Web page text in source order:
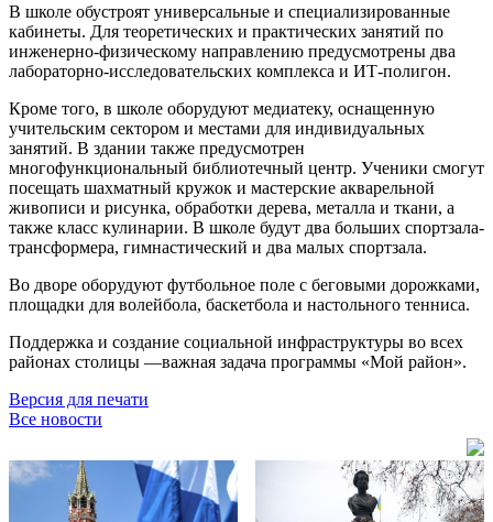
В школе обустроят универсальные и специализированные
кабинеты. Для теоретических и практических занятий по
инженерно-физическому направлению предусмотрены два
лабораторно-исследовательских комплекса и ИТ-полигон.
Кроме того, в школе оборудуют медиатеку, оснащенную
учительским сектором и местами для индивидуальных
занятий. В здании также предусмотрен
многофункциональный библиотечный центр. Ученики смогут
посещать шахматный кружок и мастерские акварельной
живописи и рисунка, обработки дерева, металла и ткани, а
также класс кулинарии. В школе будут два больших спортзала-
трансформера, гимнастический и два малых спортзала.
Во дворе оборудуют футбольное поле с беговыми дорожками,
площадки для волейбола, баскетбола и настольного тенниса.
Поддержка и создание социальной инфраструктуры во всех
районах столицы —важная задача программы «Мой район».
Версия для печати
Все новости